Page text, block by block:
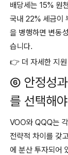
배당세는 15% 원
국내 22% 세금이
을 병행하면 변동
습니다.
👉 더 자세한 지원
⑥ 안정성
를 선택해
VOO와 QQQ는
전략적 차이를 갖
에 분산 투자되어